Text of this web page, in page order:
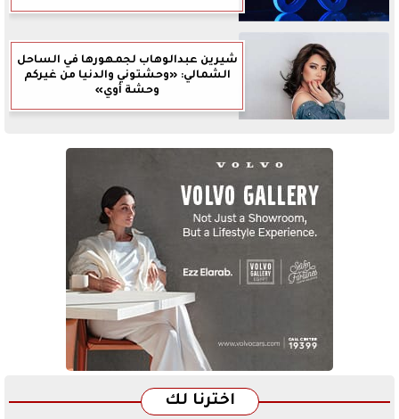
شيرين عبدالوهاب لجمهورها في الساحل
الشمالي: «وحشتوني والدنيا من غيركم
وحشة أوي»
اخترنا لك